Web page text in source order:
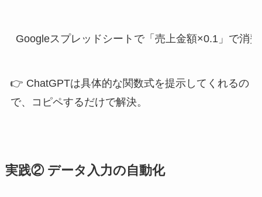
Googleスプレッドシートで「売上金額×0.1」で消
👉 ChatGPTは具体的な関数式を提示してくれるの
で、コピペするだけで解決。
実践② データ入力の自動化